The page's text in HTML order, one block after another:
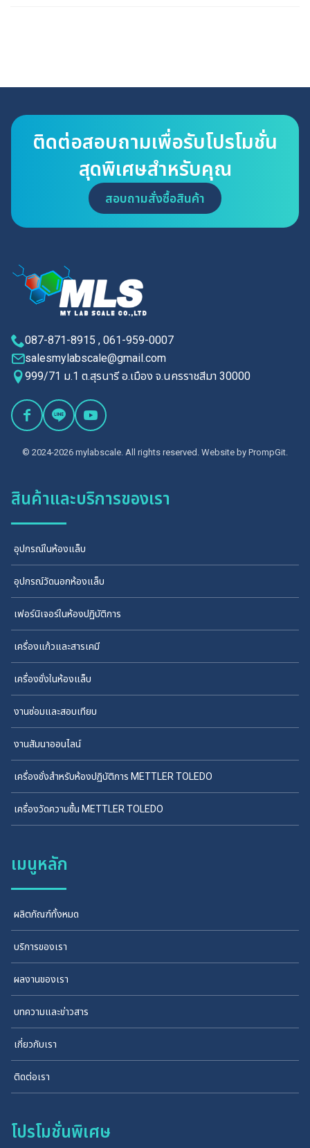
ติดต่อสอบถามเพื่อรับโปรโมชั่น
สุดพิเศษสำหรับคุณ
สอบถามสั่งซื้อสินค้า
087-871-8915 , 061-959-0007
salesmylabscale@gmail.com
999/71 ม.1 ต.สุรนารี อ.เมือง จ.นครราชสีมา 30000
© 2024-2026 mylabscale. All rights reserved. Website by PrompGit.
สินค้าและบริการของเรา
อุปกรณ์ในห้องแล็บ
อุปกรณ์วัดนอกห้องแล็บ
เฟอร์นิเจอร์ในห้องปฏิบัติการ
เครื่องแก้วและสารเคมี
เครื่องชั่งในห้องแล็บ
งานซ่อมและสอบเทียบ
งานสัมนาออนไลน์
เครื่องชั่งสำหรับห้องปฏิบัติการ METTLER TOLEDO
เครื่องวัดความชื้น METTLER TOLEDO
เมนูหลัก
ผลิตภัณฑ์ทั้งหมด
บริการของเรา
ผลงานของเรา
บทความและข่าวสาร
เกี่ยวกับเรา
ติดต่อเรา
โปรโมชั่นพิเศษ